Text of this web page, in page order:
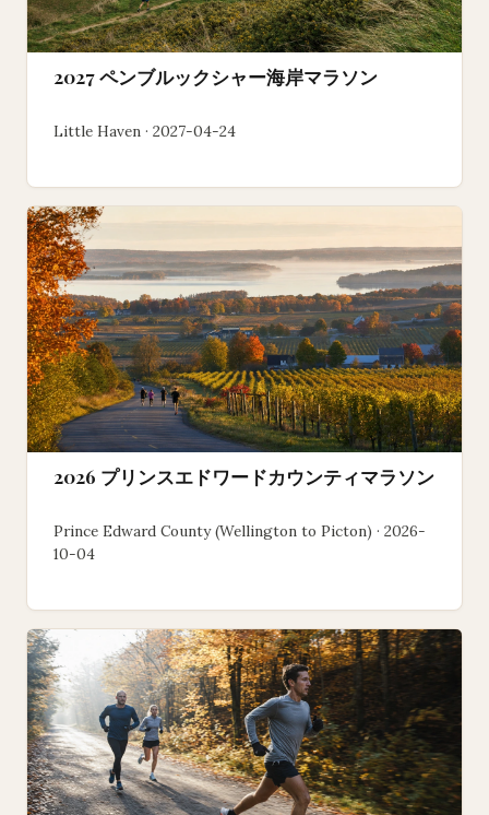
2027 ペンブルックシャー海岸マラソン
Little Haven · 2027-04-24
2026 プリンスエドワードカウンティマラソン
Prince Edward County (Wellington to Picton) · 2026-
10-04